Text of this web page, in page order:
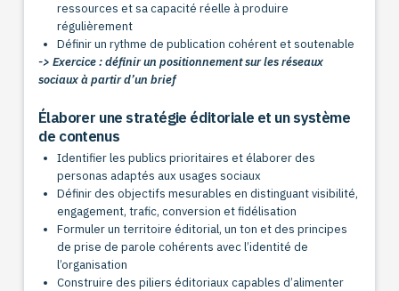
ressources et sa capacité réelle à produire
régulièrement
Définir un rythme de publication cohérent et soutenable
-> Exercice : définir un positionnement sur les réseaux
sociaux à partir d’un brief
Élaborer une stratégie éditoriale et un système
de contenus
Identifier les publics prioritaires et élaborer des
personas adaptés aux usages sociaux
Définir des objectifs mesurables en distinguant visibilité,
engagement, trafic, conversion et fidélisation
Formuler un territoire éditorial, un ton et des principes
de prise de parole cohérents avec l’identité de
l’organisation
Construire des piliers éditoriaux capables d’alimenter